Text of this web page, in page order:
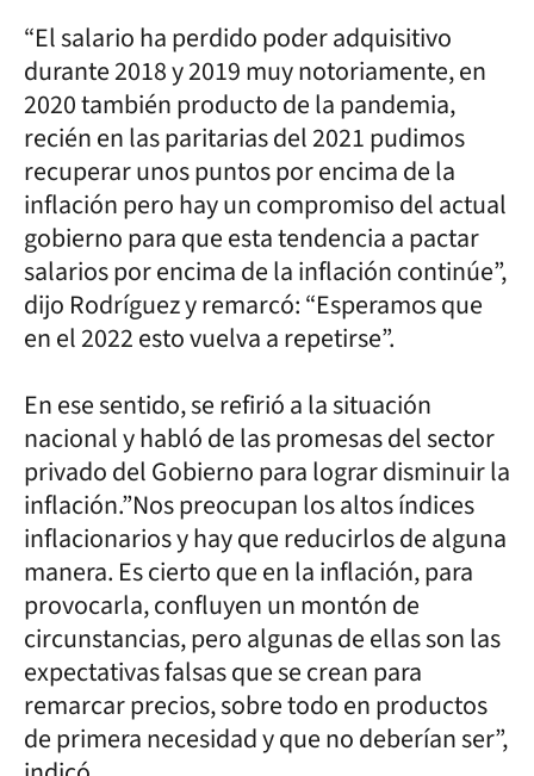
“El salario ha perdido poder adquisitivo
durante 2018 y 2019 muy notoriamente, en
2020 también producto de la pandemia,
recién en las paritarias del 2021 pudimos
recuperar unos puntos por encima de la
inflación pero hay un compromiso del actual
gobierno para que esta tendencia a pactar
salarios por encima de la inflación continúe”,
dijo Rodríguez y remarcó: “Esperamos que
en el 2022 esto vuelva a repetirse”.
En ese sentido, se refirió a la situación
nacional y habló de las promesas del sector
privado del Gobierno para lograr disminuir la
inflación.”Nos preocupan los altos índices
inflacionarios y hay que reducirlos de alguna
manera. Es cierto que en la inflación, para
provocarla, confluyen un montón de
circunstancias, pero algunas de ellas son las
expectativas falsas que se crean para
remarcar precios, sobre todo en productos
de primera necesidad y que no deberían ser”,